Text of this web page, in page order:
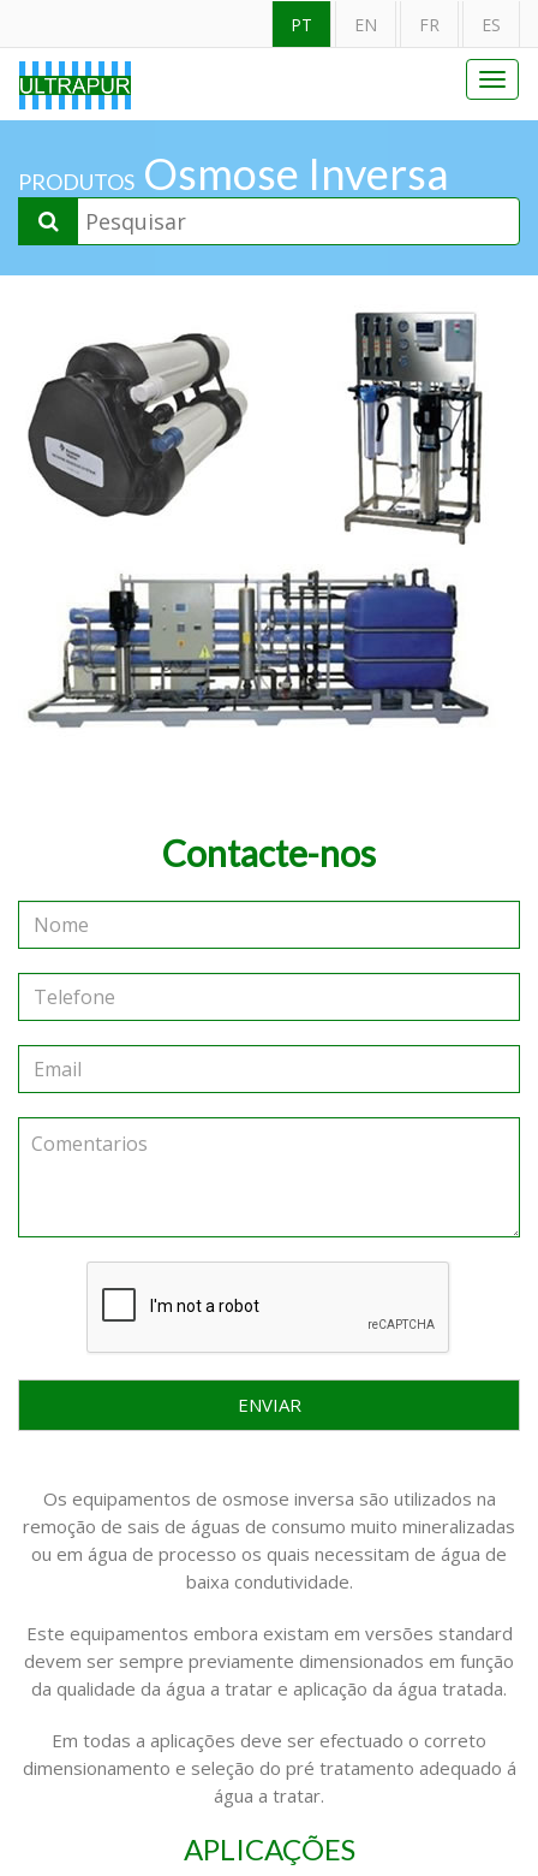
PT EN FR ES
PRODUTOS Osmose Inversa
Contacte-nos
ENVIAR
Os equipamentos de osmose inversa são utilizados na
remoção de sais de águas de consumo muito mineralizadas
ou em água de processo os quais necessitam de água de
baixa condutividade.
Este equipamentos embora existam em versões standard
devem ser sempre previamente dimensionados em função
da qualidade da água a tratar e aplicação da água tratada.
Em todas a aplicações deve ser efectuado o correto
dimensionamento e seleção do pré tratamento adequado á
água a tratar.
APLICAÇÕES